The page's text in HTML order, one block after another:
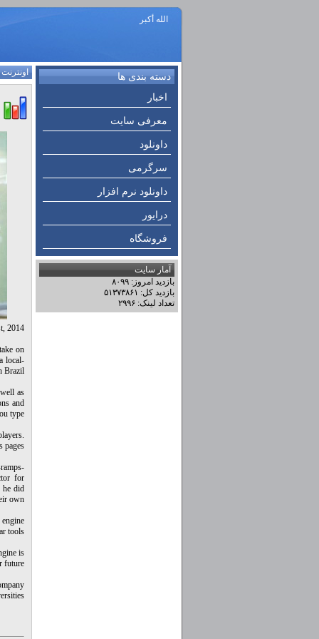
الله أكبر
دسته بندی ها
اخبار
معرفی سایت
داونلود
سرگرمی
داونلود نرم افزار
درایور
فروشگاه
آمار سایت
بازدید امروز: ۸۰۹۹
بازدید کل: ۵۱۳۷۳۸۶۱
تعداد لینک: ۲۹۹۶
اونترنت
2014
on
local-
Brazil.
as
and
type.
for
he did
own.
tools.
is
future.